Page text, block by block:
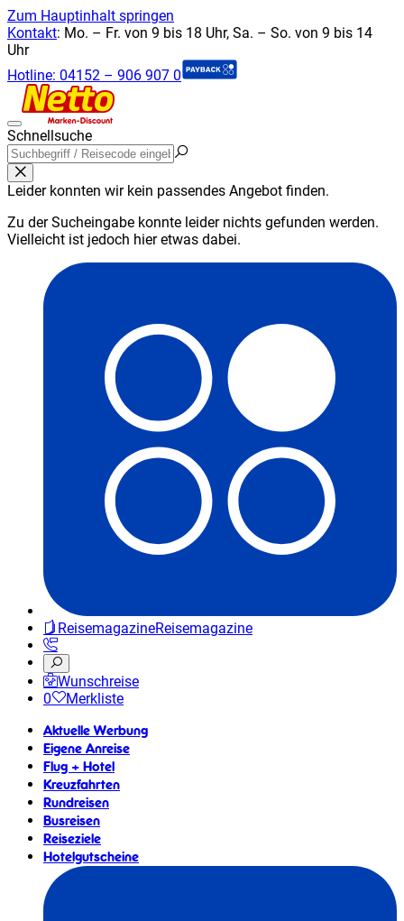
Zum Hauptinhalt springen
Kontakt: Mo. – Fr. von 9 bis 18 Uhr, Sa. – So. von 9 bis 14
Uhr
Hotline: 04152 – 906 907 0
Schnellsuche
Leider konnten wir kein passendes Angebot finden.
Zu der Sucheingabe konnte leider nichts gefunden werden.
Vielleicht ist jedoch hier etwas dabei.
ReisemagazineReisemagazine
Wunschreise
0
Merkliste
Aktuelle Werbung
Eigene Anreise
Flug + Hotel
Kreuzfahrten
Rundreisen
Busreisen
Reiseziele
Hotelgutscheine